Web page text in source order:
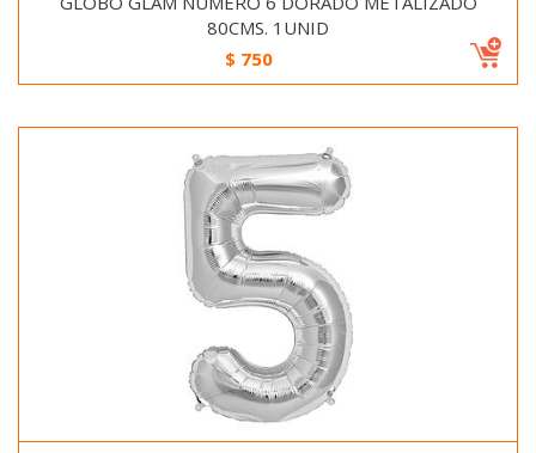
80CMS. 1UNID
$ 750